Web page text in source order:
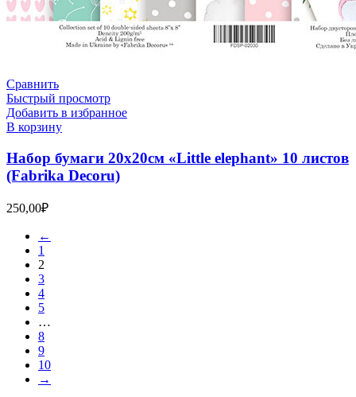
Сравнить
Быстрый просмотр
Добавить в избранное
В корзину
Набор бумаги 20х20см «Little elephant» 10 листов
(Fabrika Decoru)
250,00₽
←
1
2
3
4
5
…
8
9
10
→